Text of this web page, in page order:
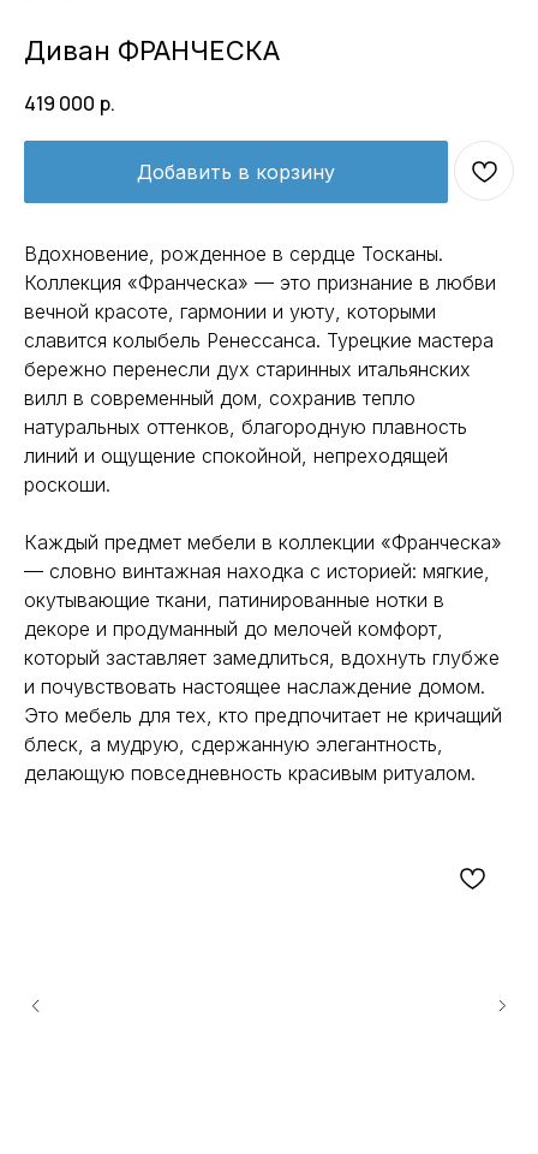
Диван ФРАНЧЕСКА
419 000 р.
Добавить в корзину
Вдохновение, рожденное в сердце Тосканы.
Коллекция «Франческа» — это признание в любви
вечной красоте, гармонии и уюту, которыми
славится колыбель Ренессанса. Турецкие мастера
бережно перенесли дух старинных итальянских
вилл в современный дом, сохранив тепло
натуральных оттенков, благородную плавность
линий и ощущение спокойной, непреходящей
роскоши.
Каждый предмет мебели в коллекции «Франческа»
— словно винтажная находка с историей: мягкие,
окутывающие ткани, патинированные нотки в
декоре и продуманный до мелочей комфорт,
который заставляет замедлиться, вдохнуть глубже
и почувствовать настоящее наслаждение домом.
Это мебель для тех, кто предпочитает не кричащий
блеск, а мудрую, сдержанную элегантность,
делающую повседневность красивым ритуалом.